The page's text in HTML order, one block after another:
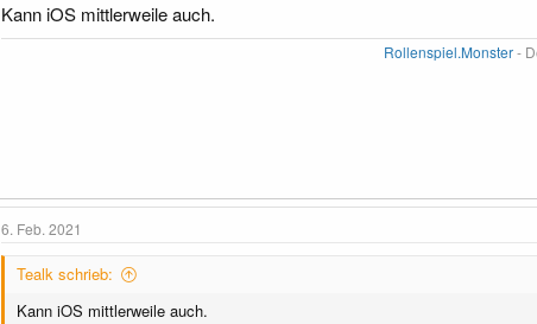
Kann iOS mittlerweile auch.
Rollenspiel.Monster-
6. Feb. 2021
Tealk schrieb:
Kann iOS mittlerweile auch.